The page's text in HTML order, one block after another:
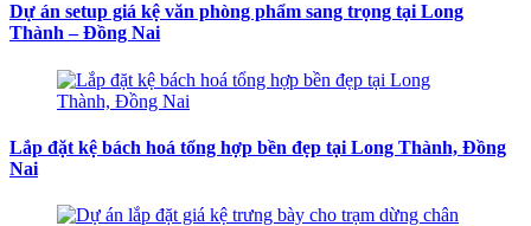
Dự án setup giá kệ văn phòng phẩm sang trọng tại Long
Thành – Đồng Nai
Lắp đặt kệ bách hoá tổng hợp bền đẹp tại Long Thành, Đồng
Nai